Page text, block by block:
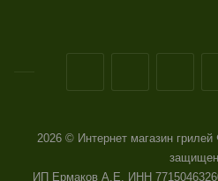
2026 © Интернет магазин
ИП Ермаков А.Е. ИНН